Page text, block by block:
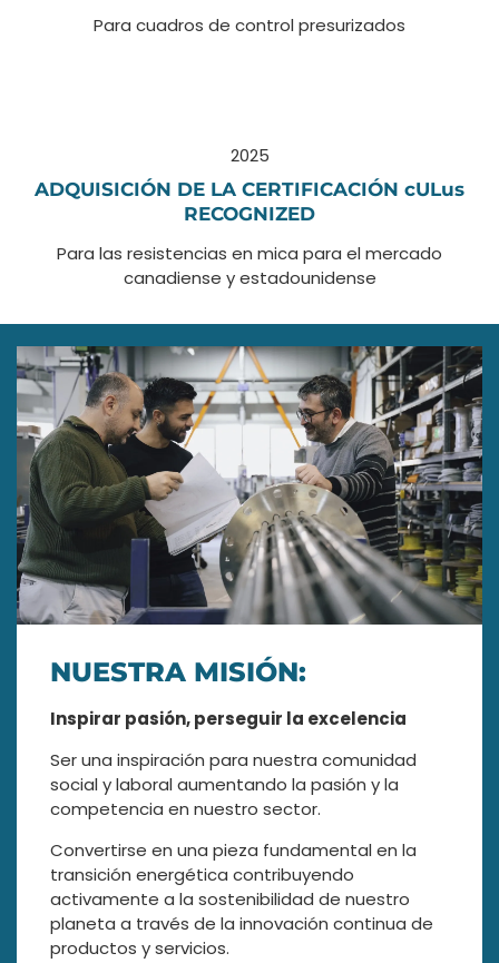
Para cuadros de control presurizados
2025
ADQUISICIÓN DE LA CERTIFICACIÓN cULus
RECOGNIZED
Para las resistencias en mica para el mercado
canadiense y estadounidense
NUESTRA MISIÓN:
Inspirar pasión, perseguir la excelencia
Ser una inspiración para nuestra comunidad
social y laboral aumentando la pasión y la
competencia en nuestro sector.
Convertirse en una pieza fundamental en la
transición energética contribuyendo
activamente a la sostenibilidad de nuestro
planeta a través de la innovación continua de
productos y servicios.